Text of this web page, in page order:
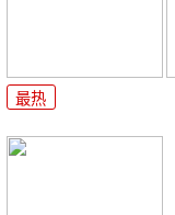
最热